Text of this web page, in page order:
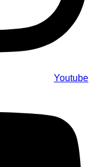
Youtube